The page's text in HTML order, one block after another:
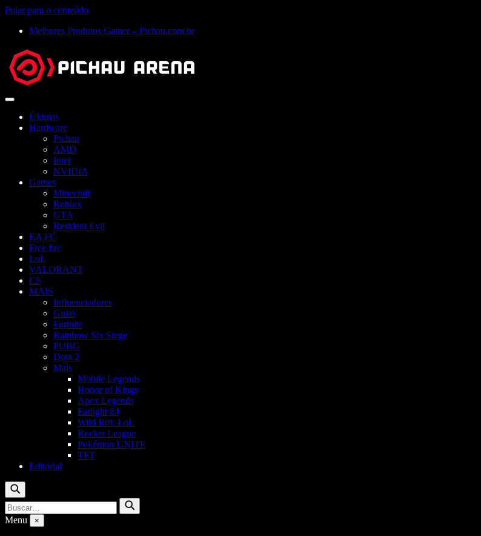
Pular para o conteúdo
Melhores Produtos Gamer – Pichau.com.br
Abrir
Últimas
Hardware
Pichau
AMD
Intel
NVIDIA
Games
Minecraft
Roblox
GTA
Resident Evil
EA FC
Free fire
LoL
VALORANT
CS
MAIS
Influenciadores
Guias
Fortnite
Rainbow Six Siege
PUBG
Dota 2
Mais
Mobile Legends
Honor of Kings
Apex Legends
Farlight 84
Wild Rift: LoL
Rocket League
Pokémon UNITE
TFT
Editorial
Buscar
Buscar
por:
Buscar
Menu ×